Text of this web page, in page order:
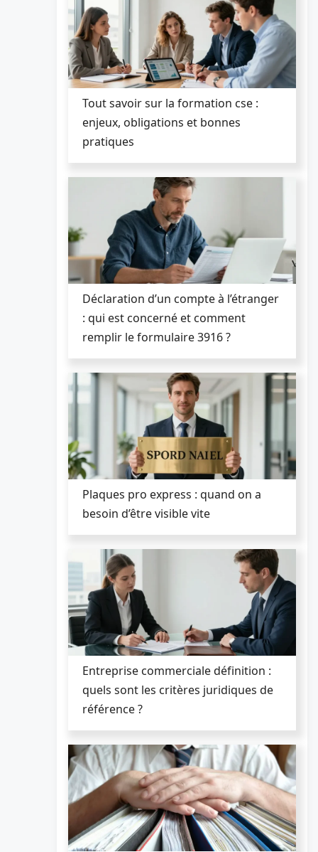
Tout savoir sur la formation cse :
enjeux, obligations et bonnes
pratiques
Déclaration d’un compte à l’étranger
: qui est concerné et comment
remplir le formulaire 3916 ?
Plaques pro express : quand on a
besoin d’être visible vite
Entreprise commerciale définition :
quels sont les critères juridiques de
référence ?